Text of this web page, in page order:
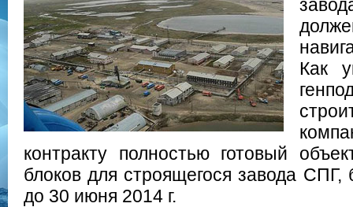
Как
контракту полностью готовый
блоков для строящегося завода СПГ,
до 30 июня 2014 г.